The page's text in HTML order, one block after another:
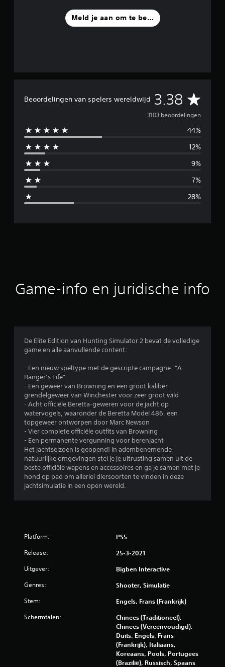
Meld je aan om te beoordelen
Beoordelingen van spelers wereldwijd 3.38 G
e
m
d
l
b
o
n
g
s
r
3103 beoordelingen
44%
12%
9%
7%
28%
Game-info en juridische info
De Elite Edition van Hunting Simulator 2 bevat de volledige
game en alle aanvullende content:
- Een nieuw speltype met de gescripte campagne ""A
Ranger’s Life""
- Een geweer van Browning en een groot kaliber
grendelgeweer van Winchester voor zeer groot wild
- Acht officiële Beretta-geweren voor de jacht op
watervogels, waaronder de Beretta Model 486, een
topgeweer ontworpen door Marc Newson
- Vier complete officiële outfits van Browning
- Een permanente vergunning voor berenjacht
Het jachtseizoen is geopend! In adembenemende
natuurlijke omgevingen stel je je uitrusting samen uit de
beste officiële wapens en accessoires en ga je samen met je
hond op pad om allerlei diersoorten te vinden in deze
jachtsimulatie in een open wereld.
Platform: PS5
Release: 25-3-2021
Uitgever: Bigben Interactive
Genres: Shooter, Simulatie
Stem: Engels, Frans (Frankrijk)
Schermtalen:
Chinees (Traditioneel),
Chinees (Vereenvoudigd),
Duits, Engels, Frans
(Frankrijk), Italiaans,
Koreaans, Pools, Portugees
(Brazilië), Russisch, Spaans